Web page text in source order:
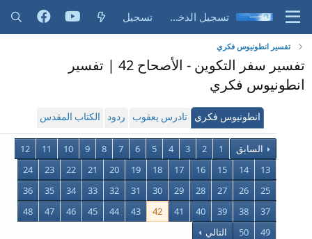
تسجيل الدخول تسجيل
تفسير انطونيوس فكري
تفسير سفر التكوين - الأصحاح 42 | تفسير
انطونيوس فكري
انطونيوس فكري تادرس يعقوب ردود الكتاب المقدس
السابق 1
2
3
4
5
6
7
8
9
10
11
12
13
14
15
16
17
18
19
20
21
22
23
24
25
26
27
28
29
30
31
32
33
34
35
36
37
38
39
40
41
42
43
44
45
46
47
48
49
50 التالي